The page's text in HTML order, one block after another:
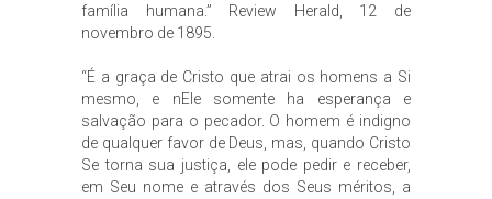
família humana.” Review Herald, 12 de
novembro de 1895.
“É a graça de Cristo que atrai os homens a Si
mesmo, e nEle somente ha esperança e
salvação para o pecador. O homem é indigno
de qualquer favor de Deus, mas, quando Cristo
Se torna sua justiça, ele pode pedir e receber,
em Seu nome e através dos Seus méritos, a